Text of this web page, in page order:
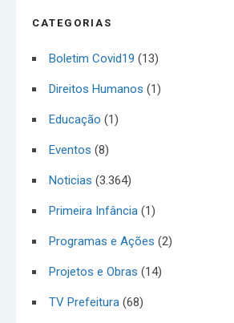
CATEGORIAS
Boletim Covid19 (13)
Direitos Humanos (1)
Educação (1)
Eventos (8)
Noticias (3.364)
Primeira Infância (1)
Programas e Ações (2)
Projetos e Obras (14)
TV Prefeitura (68)